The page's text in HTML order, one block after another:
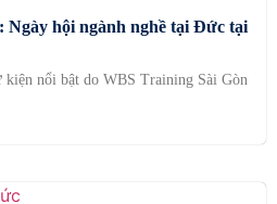
Ngày hội ngành nghề tại Đức tại
kiện nổi bật do WBS Training Sài Gòn